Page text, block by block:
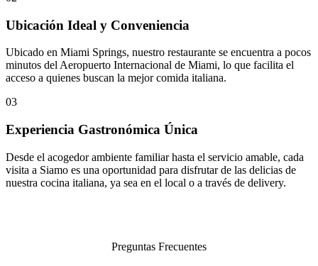
Ubicación Ideal y Conveniencia
Ubicado en Miami Springs, nuestro restaurante se encuentra a pocos
minutos del Aeropuerto Internacional de Miami, lo que facilita el
acceso a quienes buscan la mejor comida italiana.
03
Experiencia Gastronómica Única
Desde el acogedor ambiente familiar hasta el servicio amable, cada
visita a Siamo es una oportunidad para disfrutar de las delicias de
nuestra cocina italiana, ya sea en el local o a través de delivery.
Preguntas Frecuentes